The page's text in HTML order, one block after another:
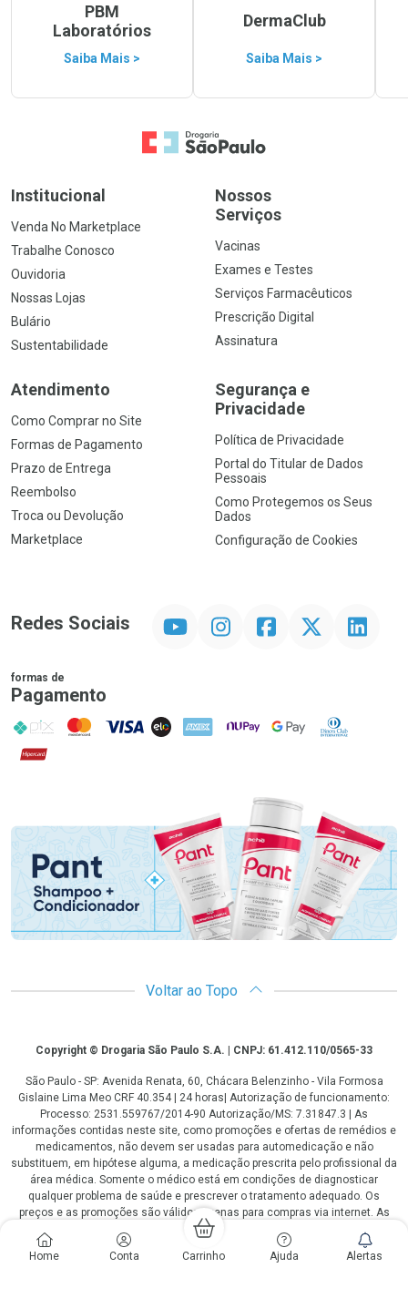
Home Conta Carrinho Ajuda Alertas
PBM
Laboratórios
Saiba Mais >
DermaClub
Saiba Mais >
Ir para a Home
Institucional
Venda No Marketplace
Trabalhe Conosco
Ouvidoria
Nossas Lojas
Bulário
Sustentabilidade
Nossos
Serviços
Vacinas
Exames e Testes
Serviços Farmacêuticos
Prescrição Digital
Assinatura
Atendimento
Como Comprar no Site
Formas de Pagamento
Prazo de Entrega
Reembolso
Troca ou Devolução
Marketplace
Segurança e
Privacidade
Política de Privacidade
Portal do Titular de Dados
Pessoais
Como Protegemos os Seus
Dados
Configuração de Cookies
Redes Sociais InstagramFacebookTwitter Linkedin
formas de
Pagamento
PIX MasterCard
VISA ELO AMEX NuPay Google PayDiners Club
Hipercard
Voltar ao Topo
CopyrightCopyright © Drogaria São Paulo S.A. | CNPJ: 61.412.110/0565-33
São Paulo - SP: Avenida Renata, 60, Chácara Belenzinho - Vila Formosa
Gislaine Lima Meo CRF 40.354 | 24 horas| Autorização de funcionamento:
Processo: 2531.559767/2014-90 Autorização/MS: 7.31847.3 | As
informações contidas neste site, como promoções e ofertas de remédios e
medicamentos, não devem ser usadas para automedicação e não
substituem, em hipótese alguma, a medicação prescrita pelo profissional da
área médica. Somente o médico está em condições de diagnosticar
qualquer problema de saúde e prescrever o tratamento adequado. Os
preços e as promoções são válidos apenas para compras via internet. As
fotos contidas em nosso site são meramente ilustrativas. *Preços e
disponibilidade sujeitos a alterações no decorrer do dia. Antibióticos e
antimicrobianos vendas apenas em lojas físicas ou televendas. Portaria nº